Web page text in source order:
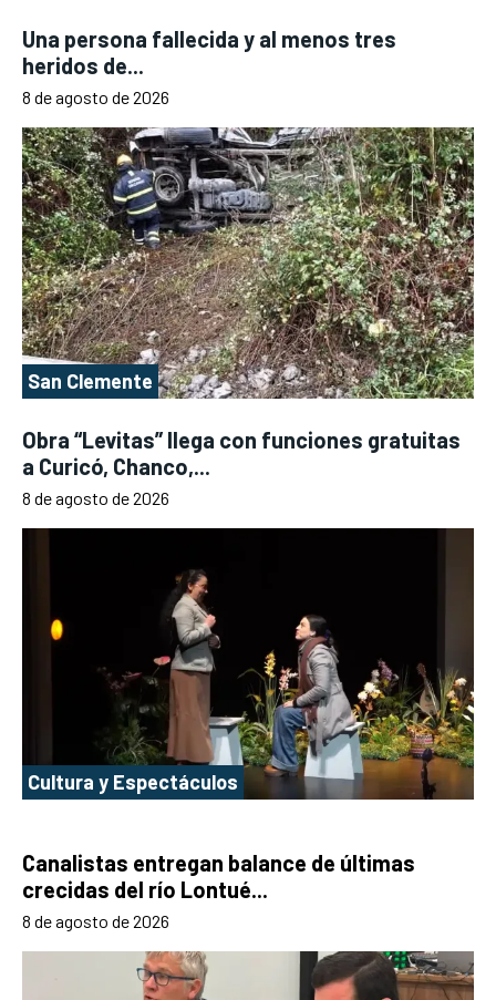
Una persona fallecida y al menos tres
heridos de...
8 de agosto de 2026
San Clemente
Obra “Levitas” llega con funciones gratuitas
a Curicó, Chanco,...
8 de agosto de 2026
Cultura y Espectáculos
Canalistas entregan balance de últimas
crecidas del río Lontué...
8 de agosto de 2026